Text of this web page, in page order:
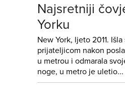
Najsretniji
Yorku
New York, ljeto 2011.
prijateljicom nakon
u metrou i odmarala
noge, u metro je uletio...